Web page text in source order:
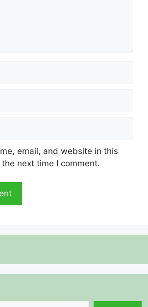
email, and website in this
next time I comment.